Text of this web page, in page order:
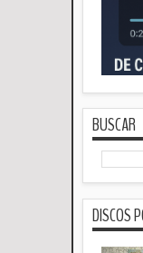
BUSCAR
DISCOS